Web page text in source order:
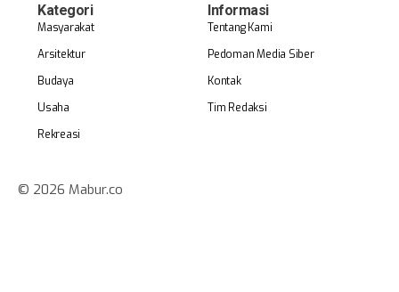
Kategori
Masyarakat
Arsitektur
Budaya
Usaha
Rekreasi
Informasi
Tentang Kami
Pedoman Media Siber
Kontak
Tim Redaksi
© 2026 Mabur.co